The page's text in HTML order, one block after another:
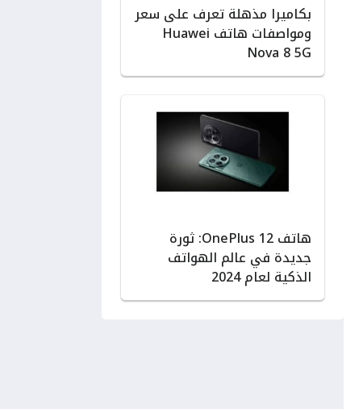
بكاميرا مذهلة تعرف على سعر
ومواصفات هاتف Huawei
Nova 8 5G
هاتف OnePlus 12: ثورة
جديدة في عالم الهواتف
الذكية لعام 2024